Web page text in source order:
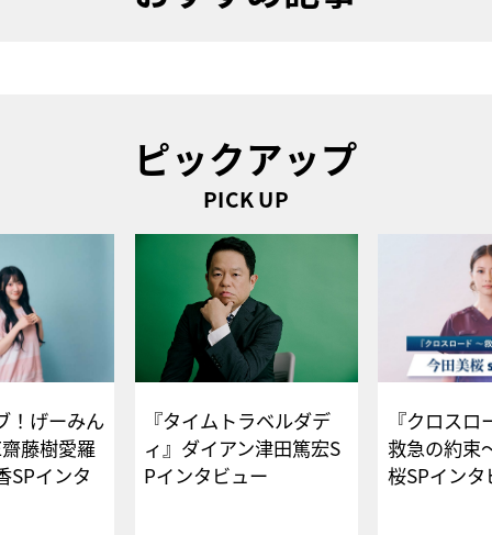
ピックアップ
PICK UP
！げーみん
藤樹愛羅
SPインタ
『タイムトラベルダデ
ィ』ダイアン津田篤宏S
Pインタビュー
『クロス
救急の約束
桜SPイ